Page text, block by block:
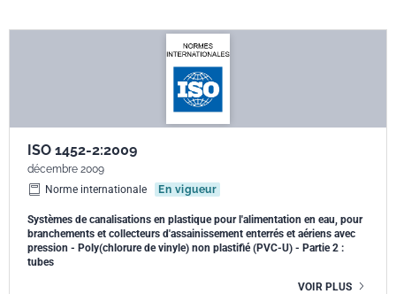
ISO 1452-2:2009
décembre 2009
Norme internationale
En vigueur
Systèmes de canalisations en plastique pour l'alimentation en eau, pour
branchements et collecteurs d'assainissement enterrés et aériens avec
pression - Poly(chlorure de vinyle) non plastifié (PVC-U) - Partie 2 :
tubes
VOIR PLUS